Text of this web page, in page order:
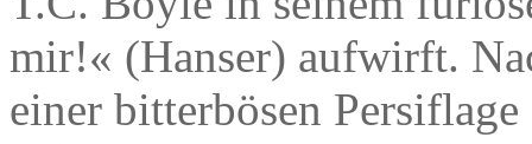
mir!« (Hanser) aufwirft.
einer bitterbösen